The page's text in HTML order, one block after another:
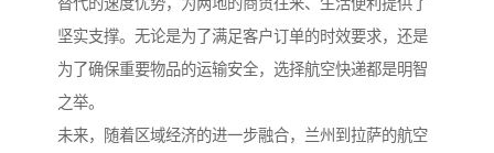
替代的速度优势，为两地的商贸往来、生活便利提供了
坚实支撑。无论是为了满足客户订单的时效要求，还是
为了确保重要物品的运输安全，选择航空快递都是明智
之举。
未来，随着区域经济的进一步融合，兰州到拉萨的航空